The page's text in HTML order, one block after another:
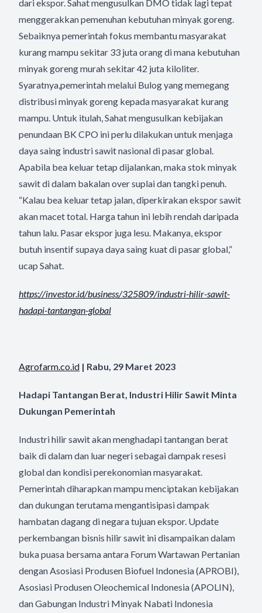
dari ekspor. Sahat mengusulkan DMO tidak lagi tepat
menggerakkan pemenuhan kebutuhan minyak goreng.
Sebaiknya pemerintah fokus membantu masyarakat
kurang mampu sekitar 33 juta orang di mana kebutuhan
minyak goreng murah sekitar 42 juta kiloliter.
Syaratnya,pemerintah melalui Bulog yang memegang
distribusi minyak goreng kepada masyarakat kurang
mampu. Untuk itulah, Sahat mengusulkan kebijakan
penundaan BK CPO ini perlu dilakukan untuk menjaga
daya saing industri sawit nasional di pasar global.
Apabila bea keluar tetap dijalankan, maka stok minyak
sawit di dalam bakalan over suplai dan tangki penuh.
“Kalau bea keluar tetap jalan, diperkirakan ekspor sawit
akan macet total. Harga tahun ini lebih rendah daripada
tahun lalu. Pasar ekspor juga lesu. Makanya, ekspor
butuh insentif supaya daya saing kuat di pasar global,”
ucap Sahat.
https://investor.id/business/325809/industri-hilir-sawit-
hadapi-tantangan-global
Agrofarm.co.id | Rabu, 29 Maret 2023
Hadapi Tantangan Berat, Industri Hilir Sawit Minta
Dukungan Pemerintah
Industri hilir sawit akan menghadapi tantangan berat
baik di dalam dan luar negeri sebagai dampak resesi
global dan kondisi perekonomian masyarakat.
Pemerintah diharapkan mampu menciptakan kebijakan
dan dukungan terutama mengantisipasi dampak
hambatan dagang di negara tujuan ekspor. Update
perkembangan bisnis hilir sawit ini disampaikan dalam
buka puasa bersama antara Forum Wartawan Pertanian
dengan Asosiasi Produsen Biofuel Indonesia (APROBI),
Asosiasi Produsen Oleochemical Indonesia (APOLIN),
dan Gabungan Industri Minyak Nabati Indonesia